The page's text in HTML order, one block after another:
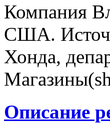
Компания
США.
Хонда,
Описание